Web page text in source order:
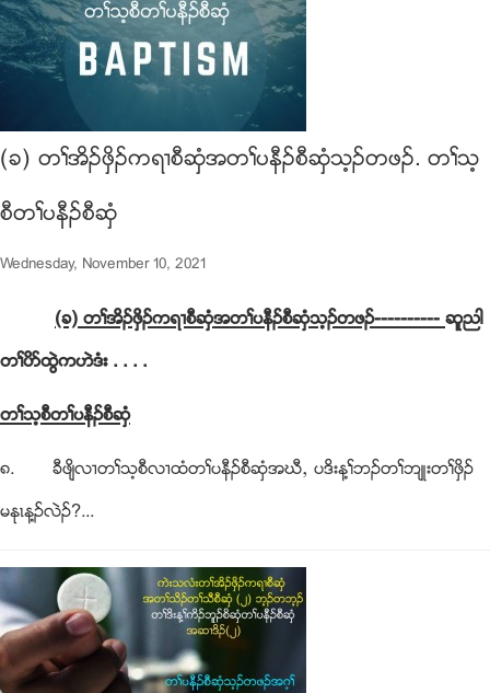
(ခ) တႈအိဥဖွိဥကရ႕စီဆွံအတႈပနီဥစီဆွံသ့ဥတဖဥ. တႈသ့
စီတႈပနီဥစီဆွံ
Wednesday, November 10, 2021
(ခ) တႈအိဥဖွိဥကရ႕စီဆွံအတႈပနီဥစီဆွံသ့ဥတဖဥ---------- ဆူညါ
တႈပိဏထြဲကဟဲဒံး . . . .
တႈသ့စီတႈပနီဥစီဆွံ
၈. ခီဖ်ိလ႕တႈသ့စီလ႕ထံတႈပနီဥစီဆွံအဃီယ ပဒိးန႔ႈဘဥတႈဘ်ဳးတႈဖွိဥ
မႏုၚန႔ဥလဲဥ?...